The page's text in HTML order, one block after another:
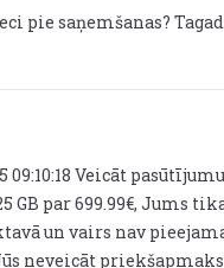
pie saņemšanas?
09:10:18 Veicāt
GB par 699.99€, Jums
un vairs nav
neveicāt